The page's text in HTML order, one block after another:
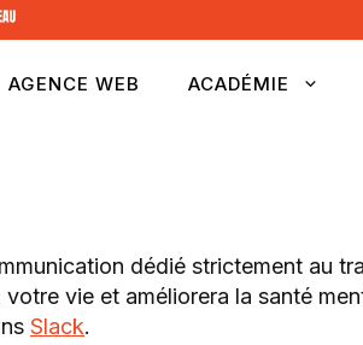
AGENCE WEB ACADÉMIE
dédié strictement au
vie et améliorera la santé
Slack.